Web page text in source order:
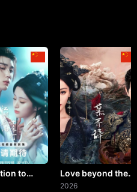
to
Love beyond the
Grave
2026